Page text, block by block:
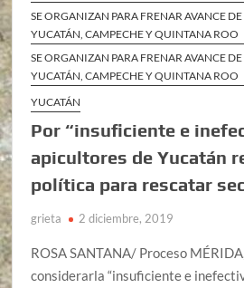
SE ORGANIZAN PARA FRENAR AVANCE
YUCATÁN, CAMPECHE Y QUINTANA ROO
SE ORGANIZAN PARA FRENAR AVANCE
YUCATÁN, CAMPECHE Y QUINTANA ROO
YUCATÁN
Por “insuficiente e
apicultores de Yucatán
política para rescatar
grieta 2 diciembre, 2019
ROSA SANTANA/ Proceso
considerarla “insuficiente e